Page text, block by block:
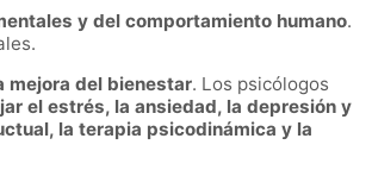
y del comportamiento humano.
mejora del bienestar. Los psicólogos
el estrés, la ansiedad, la depresión y
la terapia psicodinámica y la